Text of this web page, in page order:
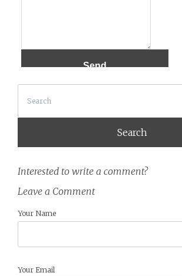
Interested to write a comment?
Leave a Comment
Your Name
Your Email